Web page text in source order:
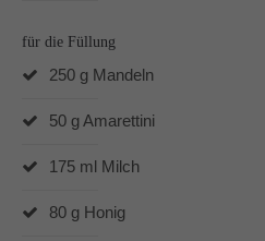
für die Füllung
250 g Mandeln
50 g Amarettini
175 ml Milch
80 g Honig